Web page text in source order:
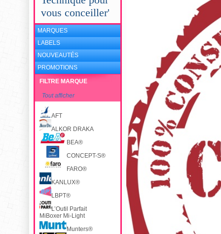
vous conceiller'
MARQUES
LABELS
NOUVEAUTÉS
PROMOTIONS
FILTRE MARQUE
Tout afficher
AFT
ALKOR DRAKA
BEA®
CONCEPT-S®
FARO®
KANLUX®
LBPT®
L’Outil Parfait
MiBoxer Mi-Light
Munters®